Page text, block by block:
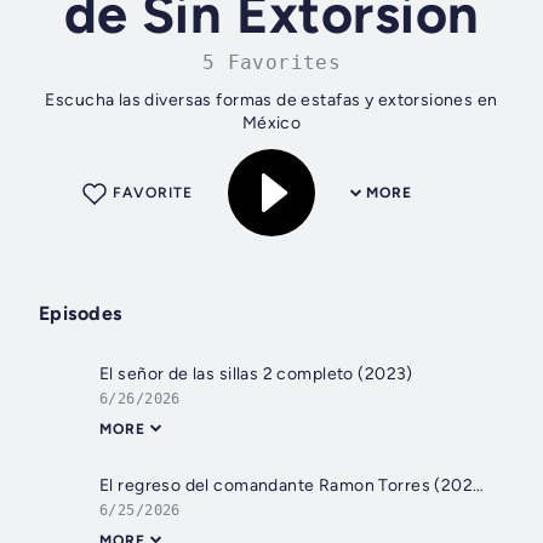
de Sin Extorsion
5 Favorites
Escucha las diversas formas de estafas y extorsiones en
México
MORE
FAVORITE
Episodes
El señor de las sillas 2 completo (2023)
6/26/2026
MORE
El regreso del comandante Ramon Torres (2023) completo
6/25/2026